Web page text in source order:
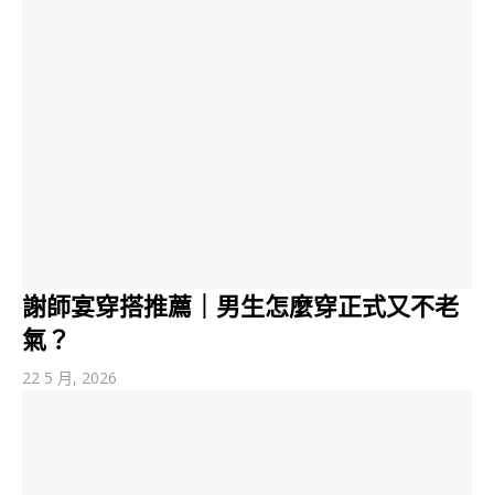
謝師宴穿搭推薦｜男生怎麼穿正式又不老
氣？
22 5 月, 2026